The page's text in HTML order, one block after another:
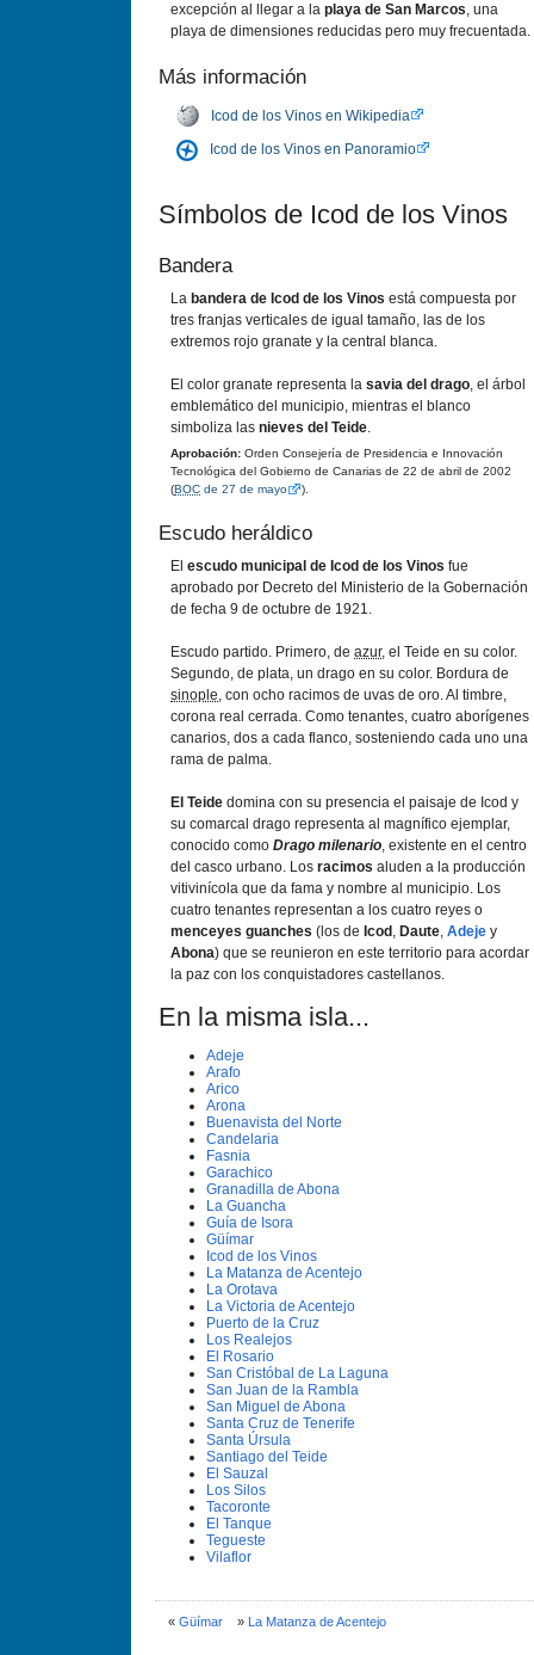
excepción al llegar a la playa de San Marcos, una
playa de dimensiones reducidas pero muy frecuentada.
Más información
Icod de los Vinos en Wikipedia
Icod de los Vinos en Panoramio
Símbolos de Icod de los Vinos
Bandera
La bandera de Icod de los Vinos está compuesta por
tres franjas verticales de igual tamaño, las de los
extremos rojo granate y la central blanca.
El color granate representa la savia del drago, el árbol
emblemático del municipio, mientras el blanco
simboliza las nieves del Teide.
Aprobación: Orden Consejería de Presidencia e Innovación
Tecnológica del Gobierno de Canarias de 22 de abril de 2002
(BOC de 27 de mayo ).
Escudo heráldico
El escudo municipal de Icod de los Vinos fue
aprobado por Decreto del Ministerio de la Gobernación
de fecha 9 de octubre de 1921.
Escudo partido. Primero, de azur, el Teide en su color.
Segundo, de plata, un drago en su color. Bordura de
sinople, con ocho racimos de uvas de oro. Al timbre,
corona real cerrada. Como tenantes, cuatro aborígenes
canarios, dos a cada flanco, sosteniendo cada uno una
rama de palma.
El Teide domina con su presencia el paisaje de Icod y
su comarcal drago representa al magnífico ejemplar,
conocido como Drago milenario, existente en el centro
del casco urbano. Los racimos aluden a la producción
vitivinícola que da fama y nombre al municipio. Los
cuatro tenantes representan a los cuatro reyes o
menceyes guanches (los de Icod , Daute, Adeje y
Abona) que se reunieron en este territorio para acordar
la paz con los conquistadores castellanos.
En la misma isla...
Adeje
Arafo
Arico
Arona
Buenavista del Norte
Candelaria
Fasnia
Garachico
Granadilla de Abona
La Guancha
Guí­a de Isora
Güí­mar
Icod de los Vinos
La Matanza de Acentejo
La Orotava
La Victoria de Acentejo
Puerto de la Cruz
Los Realejos
El Rosario
San Cristóbal de La Laguna
San Juan de la Rambla
San Miguel de Abona
Santa Cruz de Tenerife
Santa Úrsula
Santiago del Teide
El Sauzal
Los Silos
Tacoronte
El Tanque
Tegueste
Vilaflor
« Güí­mar» La Matanza de Acentejo